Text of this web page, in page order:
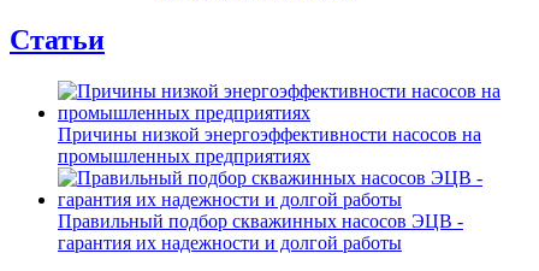
Статьи
Причины низкой энергоэффективности насосов на
промышленных предприятиях
Правильный подбор скважинных насосов ЭЦВ -
гарантия их надежности и долгой работы